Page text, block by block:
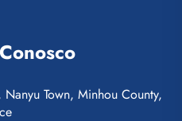
Town, Minhou County,